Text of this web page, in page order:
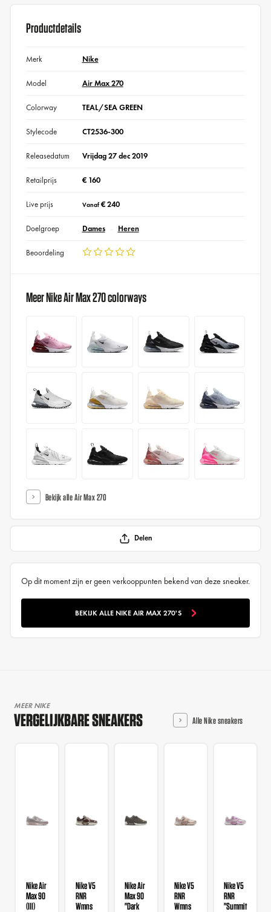
Productdetails
Merk Nike
Model Air Max 270
Colorway TEAL/SEA GREEN
Stylecode CT2536-300
Releasedatum Vrijdag 27 dec 2019
Retailprijs € 160
Live prijs Vanaf€ 240
Doelgroep Dames Heren
Beoordeling
Meer Nike Air Max 270 colorways
Bekijk alle Air Max 270
Delen
Op dit moment zijn er geen verkooppunten bekend van deze sneaker.
BEKIJK ALLE NIKE AIR MAX 270'S
MEER NIKE
VERGELIJKBARE SNEAKERS Alle Nike sneakers
Nike Air
Max 90
(III)
Nike V5
RNR
Wmns
Nike Air
Max 90
"Dark
Nike V5
RNR
Wmns
Nike V5
RNR
"Summit